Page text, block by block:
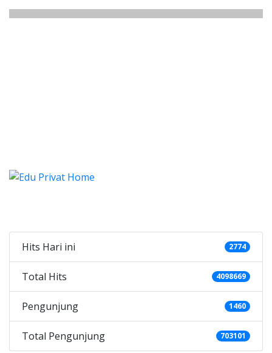
Hits Hari ini 2774
Total Hits 4098669
Pengunjung 1460
Total Pengunjung 703101